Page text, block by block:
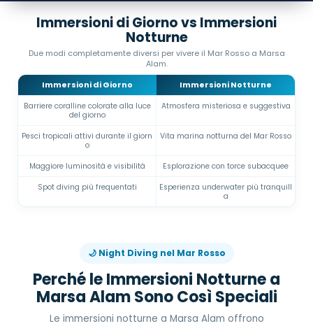
Immersioni di Giorno vs Immersioni
Notturne
Due modi completamente diversi per vivere il Mar Rosso a Marsa
Alam.
Immersioni di Giorno
Immersioni Notturne
Barriere coralline colorate alla luce
del giorno
Atmosfera misteriosa e suggestiva
Pesci tropicali attivi durante il giorn
o
Vita marina notturna del Mar Rosso
Maggiore luminosità e visibilità
Esplorazione con torce subacquee
Spot diving più frequentati
Esperienza underwater più tranquill
a
🌙 Night Diving nel Mar Rosso
Perché le Immersioni Notturne a
Marsa Alam Sono Così Speciali
Le immersioni notturne a Marsa Alam offrono